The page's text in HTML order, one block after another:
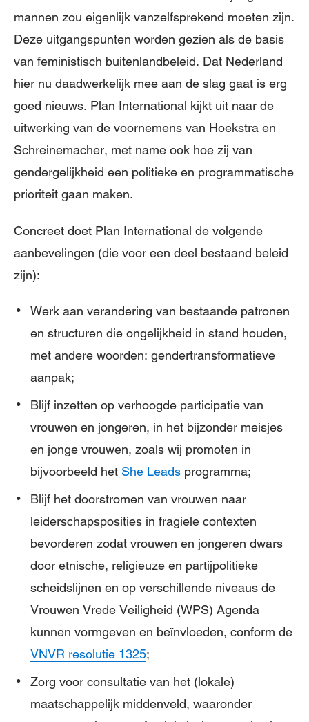
mannen zou eigenlijk vanzelfsprekend moeten zijn.
Deze uitgangspunten worden gezien als de basis
van feministisch buitenlandbeleid. Dat Nederland
hier nu daadwerkelijk mee aan de slag gaat is erg
goed nieuws. Plan International kijkt uit naar de
uitwerking van de voornemens van Hoekstra en
Schreinemacher, met name ook hoe zij van
gendergelijkheid een politieke en programmatische
prioriteit gaan maken.
Concreet doet Plan International de volgende
aanbevelingen (die voor een deel bestaand beleid
zijn):
Werk aan verandering van bestaande patronen
en structuren die ongelijkheid in stand houden,
met andere woorden: gendertransformatieve
aanpak;
Blijf inzetten op verhoogde participatie van
vrouwen en jongeren, in het bijzonder meisjes
en jonge vrouwen, zoals wij promoten in
bijvoorbeeld het She Leads programma;
Blijf het doorstromen van vrouwen naar
leiderschapsposities in fragiele contexten
bevorderen zodat vrouwen en jongeren dwars
door etnische, religieuze en partijpolitieke
scheidslijnen en op verschillende niveaus de
Vrouwen Vrede Veiligheid (WPS) Agenda
kunnen vormgeven en beïnvloeden, conform de
VNVR resolutie 1325;
Zorg voor consultatie van het (lokale)
maatschappelijk middenveld, waaronder